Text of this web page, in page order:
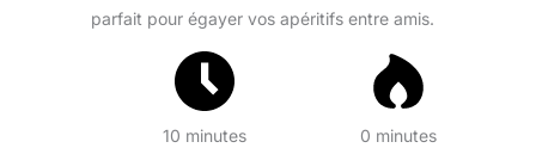
parfait pour égayer vos apéritifs entre amis.
10 minutes 0 minutes